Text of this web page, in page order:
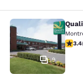
Quality Inn
9
3.383.4